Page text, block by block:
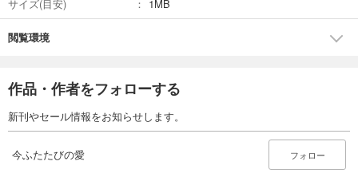
サイズ(目安) 1MB
閲覧環境
作品・作者をフォローする
新刊やセール情報をお知らせします。
今ふたたびの愛 フォロー